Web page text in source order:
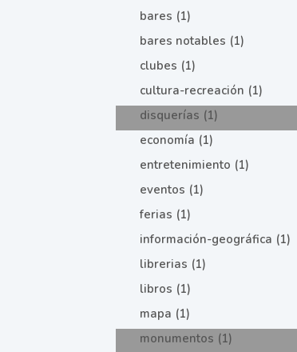
bares (1)
bares notables (1)
clubes (1)
cultura-recreación (1)
disquerías (1)
economía (1)
entretenimiento (1)
eventos (1)
ferias (1)
información-geográfica (1)
librerias (1)
libros (1)
mapa (1)
monumentos (1)